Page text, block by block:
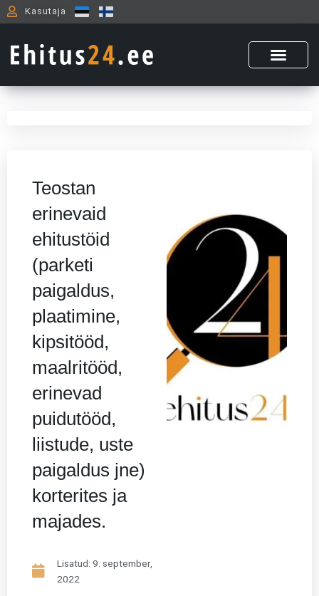
Skip
to
Kasutaja
Teostan
erinevaid
ehitustöid
(parketi
paigaldus,
plaatimine,
kipsitööd,
maalritööd,
erinevad
puidutööd,
liistude, uste
paigaldus jne)
korterites ja
majades.
Lisatud: 9. september,
2022